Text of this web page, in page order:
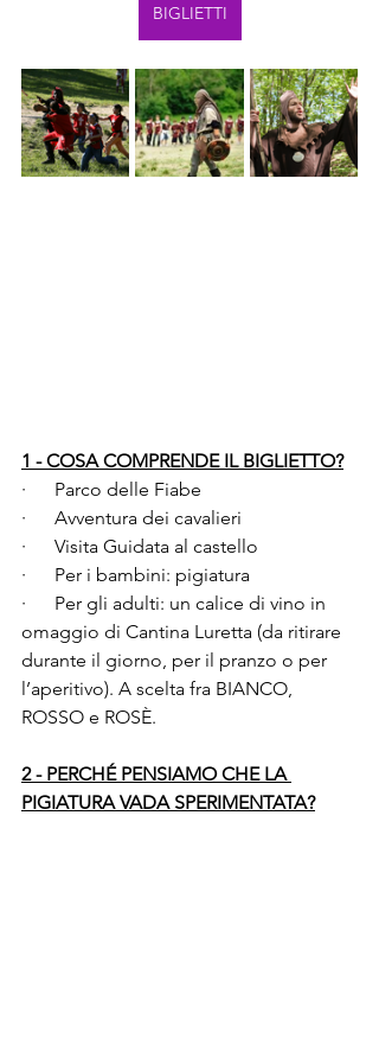
BIGLIETTI
1 - COSA COMPRENDE IL BIGLIETTO?
·      Parco delle Fiabe
·      Avventura dei cavalieri
·      Visita Guidata al castello
·      Per i bambini: pigiatura
·      Per gli adulti: un calice di vino in
omaggio di Cantina Luretta (da ritirare
durante il giorno, per il pranzo o per
l’aperitivo). A scelta fra BIANCO,
ROSSO e ROSÈ.
2 - PERCHÉ PENSIAMO CHE LA
PIGIATURA VADA SPERIMENTATA?